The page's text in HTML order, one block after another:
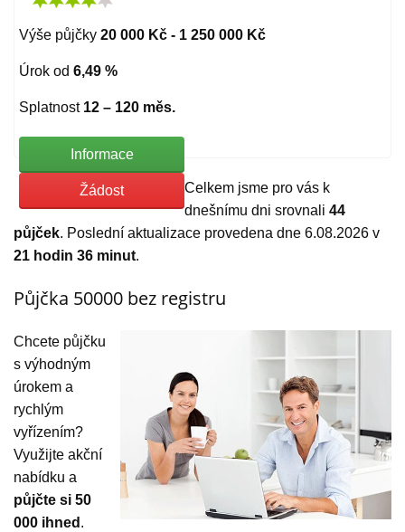
Výše půjčky 20 000 Kč - 1 250 000 Kč
Úrok od 6,49 %
Splatnost 12 – 120 měs.
Informace
Žádost
Celkem jsme pro vás k
dnešnímu dni srovnali 44
půjček. Poslední aktualizace provedena dne 6.08.2026 v
21 hodin 36 minut.
Půjčka 50000 bez registru
Chcete půjčku
s výhodným
úrokem a
rychlým
vyřízením?
Využijte akční
nabídku a
půjčte si 50
000 ihned .